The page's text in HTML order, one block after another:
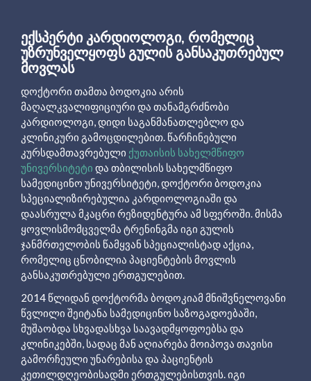
ᲔᲥᲡᲞᲔᲠᲢᲘ ᲙᲐᲠᲓᲘᲝᲚᲝᲒᲘ, ᲠᲝᲛᲔᲚᲘᲪ
ᲣᲖᲠᲣᲜᲕᲔᲚᲧᲝᲤᲡ ᲒᲣᲚᲘᲡ ᲒᲐᲜᲡᲐᲙᲣᲗᲠᲔᲑᲣᲚ
ᲛᲝᲕᲚᲐᲡ
დოქტორი თამთა ბოდოკია არის
მაღალკვალიფიციური და თანამგრძნობი
კარდიოლოგი, დიდი საგანმანათლებლო და
კლინიკური გამოცდილებით. წარჩინებული
კურსდამთავრებული ქუთაისის სახელმწიფო
უნივერსიტეტი და თბილისის სახელმწიფო
სამედიცინო უნივერსიტეტი, დოქტორი ბოდოკია
სპეციალიზირებულია კარდიოლოგიაში და
დაასრულა მკაცრი რეზიდენტურა ამ სფეროში. მისმა
ყოვლისმომცველმა ტრენინგმა იგი გულის
ჯანმრთელობის წამყვან სპეციალისტად აქცია,
რომელიც ცნობილია პაციენტების მოვლის
განსაკუთრებული ერთგულებით.
2014 წლიდან დოქტორმა ბოდოკიამ მნიშვნელოვანი
წვლილი შეიტანა სამედიცინო საზოგადოებაში,
მუშაობდა სხვადასხვა საავადმყოფოებსა და
კლინიკებში, სადაც მან აღიარება მოიპოვა თავისი
გამორჩეული უნარებისა და პაციენტის
კეთილდღეობისადმი ერთგულებისთვის. იგი